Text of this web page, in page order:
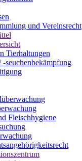
und Vereinsrecht
Tierhaltungen
-seuchenbekämpfung
Fleischhygiene